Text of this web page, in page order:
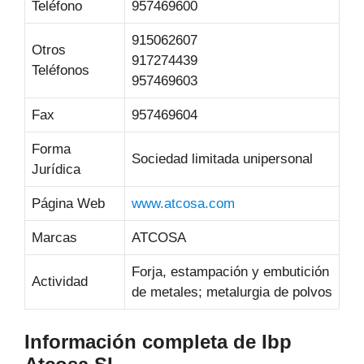
Teléfono 957469600
Otros
Teléfonos
915062607
917274439
957469603
Fax 957469604
Forma
Jurídica
Sociedad limitada unipersonal
Página Web www.atcosa.com
Marcas ATCOSA
Actividad
Forja, estampación y embutición
de metales; metalurgia de polvos
Información completa de Ibp